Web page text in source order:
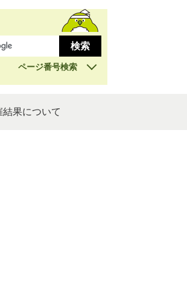
ページ番号検索
果について